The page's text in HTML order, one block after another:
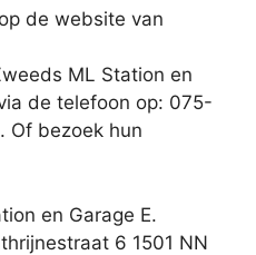
de website van
ML Station en
de telefoon op: 075-
. Of bezoek hun
en Garage E.
6 1501 NN